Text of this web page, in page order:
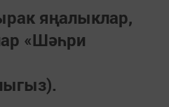
яңалыклар,
«Шәһри